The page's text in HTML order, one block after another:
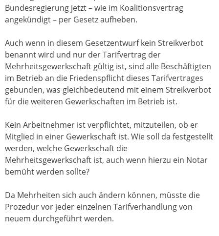
Bundesregierung jetzt – wie im Koalitionsvertrag
angekündigt – per Gesetz aufheben.
Auch wenn in diesem Gesetzentwurf kein Streikverbot
benannt wird und nur der Tarifvertrag der
Mehrheitsgewerkschaft gültig ist, sind alle Beschäftigten
im Betrieb an die Friedenspflicht dieses Tarifvertrages
gebunden, was gleichbedeutend mit einem Streikverbot
für die weiteren Gewerkschaften im Betrieb ist.
Kein Arbeitnehmer ist verpflichtet, mitzuteilen, ob er
Mitglied in einer Gewerkschaft ist. Wie soll da festgestellt
werden, welche Gewerkschaft die
Mehrheitsgewerkschaft ist, auch wenn hierzu ein Notar
bemüht werden sollte?
Da Mehrheiten sich auch ändern können, müsste die
Prozedur vor jeder einzelnen Tarifverhandlung von
neuem durchgeführt werden.